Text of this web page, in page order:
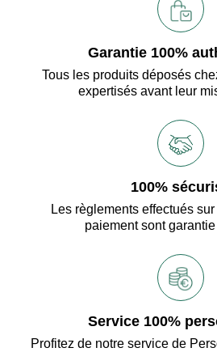
Garantie 100%
Tous les produits déposés
expertisés avant leur
100%
Les règlements effectués
paiement sont
Service 100%
Profitez de notre service de